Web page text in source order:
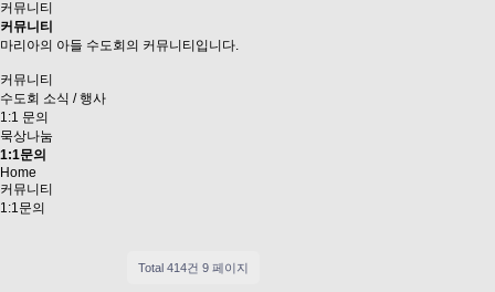
커뮤니티
커뮤니티
마리아의 아들 수도회의 커뮤니티입니다.
커뮤니티
수도회 소식 / 행사
1:1 문의
묵상나눔
1:1문의
Home
커뮤니티
1:1문의
Total 414건 9 페이지